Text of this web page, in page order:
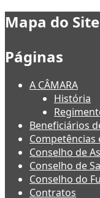
Mapa do Site
Páginas
A CÂMARA
História
Beneficiários
Competências
Conselho de
Conselho de
Conselho do
Contratos